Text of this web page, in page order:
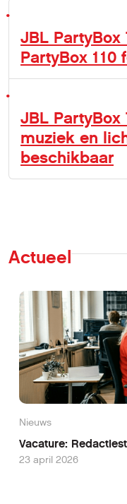
JBL PartyBox
PartyBox 110
JBL PartyBox
muziek en
beschikbaar
Actueel
Nieuws
Vacature:
23 april 2026